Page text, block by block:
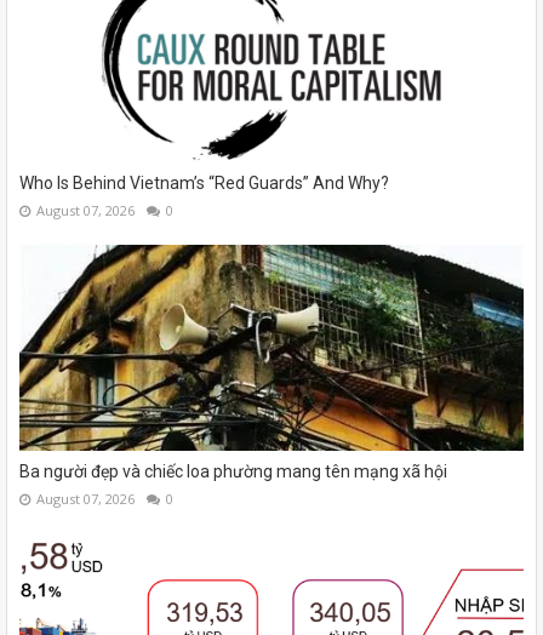
Who Is Behind Vietnam’s “Red Guards” And Why?
August 07, 2026 0
Ba người đẹp và chiếc loa phường mang tên mạng xã hội
August 07, 2026 0